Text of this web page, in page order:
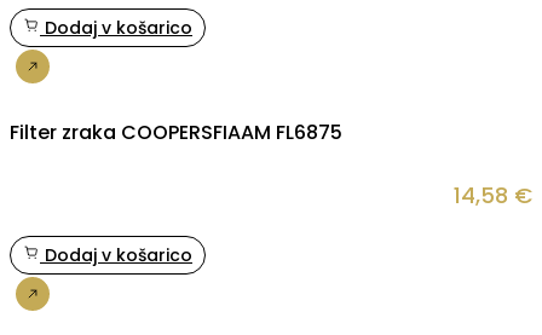
Dodaj v košarico
Filter zraka COOPERSFIAAM FL6875
14,58 €
Dodaj v košarico